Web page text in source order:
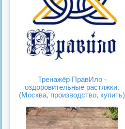
Тренажёр ПравИло -
оздоровительные растяжки.
(Москва, производство, купить)